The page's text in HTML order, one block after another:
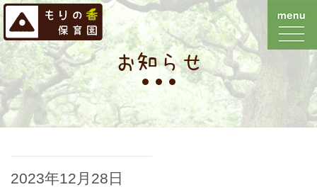
お知らせ
2023年12月28日